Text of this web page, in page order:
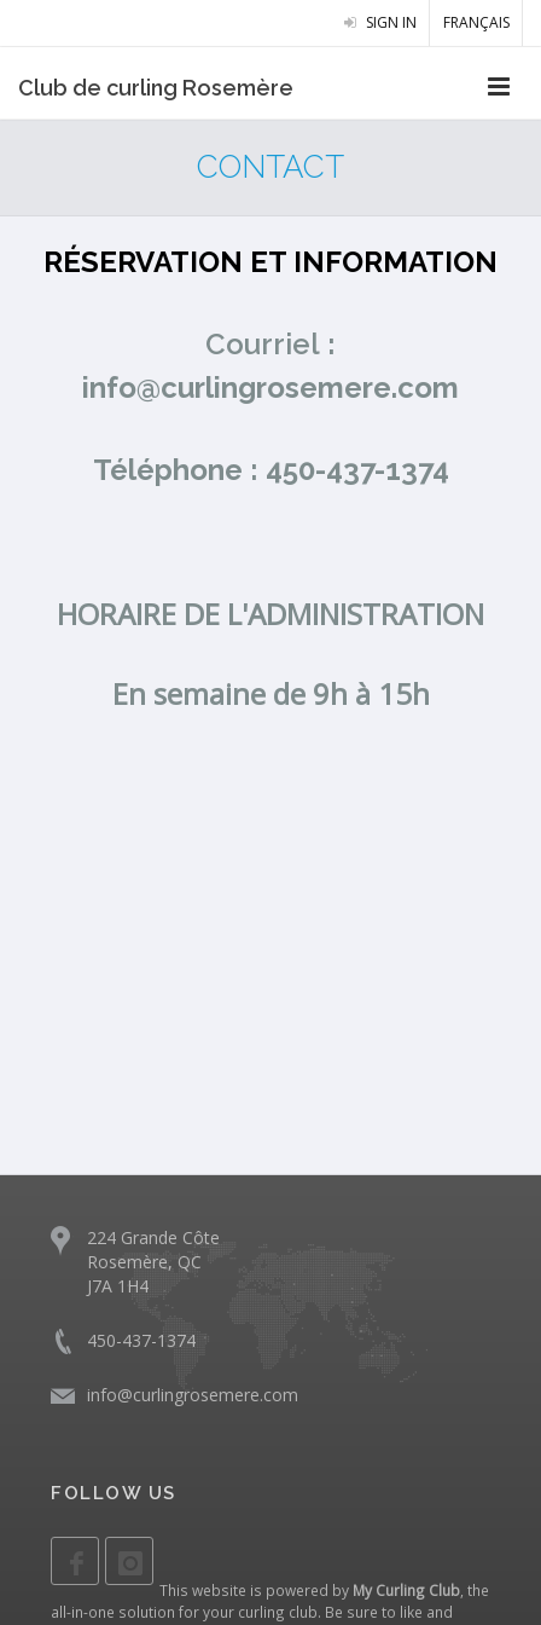
SIGN IN FRANÇAIS
Club de curling Rosemère
CONTACT
RÉSERVATION ET INFORMATION
Courriel :
info@curlingrosemere.com
Téléphone : 450-437-1374
HORAIRE DE L'ADMINISTRATION
En semaine de 9h à 15h
224 Grande Côte
Rosemère, QC
J7A 1H4
450-437-1374
info@curlingrosemere.com
FOLLOW US
This website is powered by My Curling Club , the
all-in-one solution for your curling club. Be sure to like and